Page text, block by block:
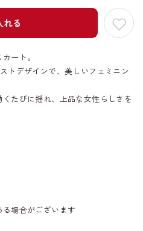
れる
ート。
トデザインで、美しいフェミニン
たびに揺れ、上品な女性らしさを
ある場合がございます